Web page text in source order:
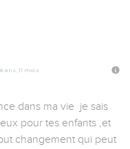
ans, 11 mois
dans ma vie  je sais
pour tes enfants ,et
changement qui peut